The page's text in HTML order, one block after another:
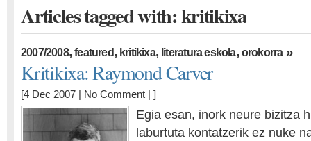
Articles tagged with: kritikixa
2007/2008,featured, kritikixa, literatura eskola, orokorra»
Kritikixa: Raymond Carver
[4 Dec 2007 | No Comment | ]
Egia esan, inork neure bizitza
laburtuta kontatzerik ez nuke